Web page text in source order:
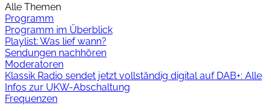
Alle Themen
Programm
Programm im Überblick
Playlist: Was lief wann?
Sendungen nachhören
Moderatoren
Klassik Radio sendet jetzt vollständig digital auf DAB+: Alle
Infos zur UKW-Abschaltung
Frequenzen